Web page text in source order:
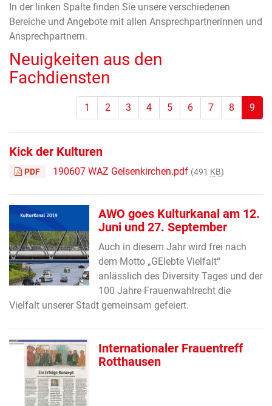
In der linken Spalte finden Sie unsere verschiedenen
Bereiche und Angebote mit allen Ansprechpartnerinnen und
Ansprechpartnern.
Neuigkeiten aus den
Fachdiensten
1 2 3 4 5 6 7 8 9
Kick der Kulturen
PDF 190607 WAZ Gelsenkirchen.pdf (491 KB)
AWO goes Kulturkanal am 12.
Juni und 27. September
Auch in diesem Jahr wird frei nach
dem Motto „GElebte Vielfalt“
anlässlich des Diversity Tages und der
100 Jahre Frauenwahlrecht die
Vielfalt unserer Stadt gemeinsam gefeiert.
Internationaler Frauentreff
Rotthausen